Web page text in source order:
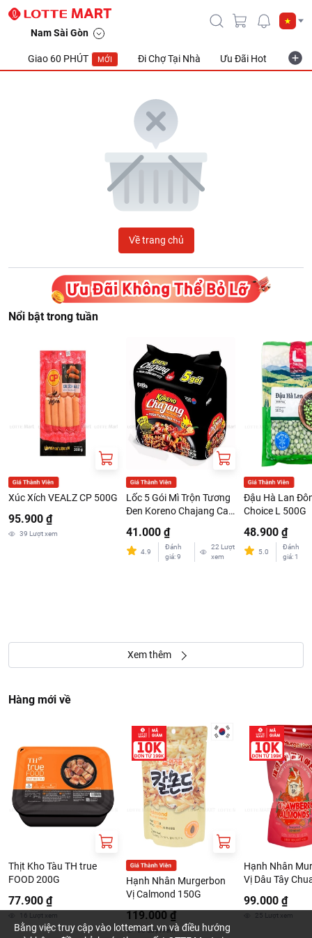
Nam Sài Gòn
Giao 60 PHÚT MỚI Đi Chợ Tại Nhà Ưu Đãi Hot
Về trang chủ
Nổi bật trong tuần
Xúc Xích VEALZ CP 500G
95.900 ₫
39 Lượt xem
Lốc 5 Gói Mì Trộn Tương
Đen Koreno Chajang Cay
41.000 ₫
4.9
Đánh
giá:9
22 Lượt
xem
Đậu Hà Lan
Choice L 500G
48.900 ₫
5.0
Đánh
giá: 1
Xem thêm
Hàng mới về
Thịt Kho Tàu TH true
FOOD 200G
77.900 ₫
16 Lượt xem
Hạnh Nhân Murgerbon
Vị Calmond 150G
119.000 ₫
33 Lượt xem
Hạnh Nhân
Vị Dâu Tây
99.000 ₫
25 Lượt xem
Bằng việc truy cập vào lottemart.vn và điều hướng
LOTTE Mart Viet Nam